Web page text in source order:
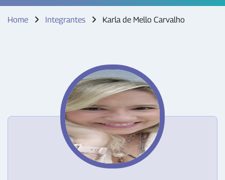
Home Integrantes Karla de Mello Carvalho